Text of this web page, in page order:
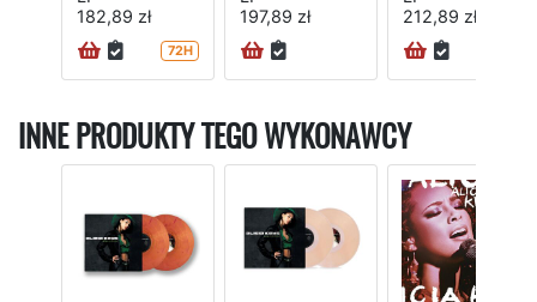
182,89 zł
72H
197,89 zł
212,89 zł
INNE PRODUKTY TEGO WYKONAWCY